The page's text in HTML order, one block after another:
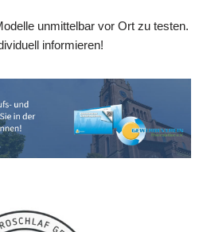
unmittelbar vor Ort zu testen.
informieren!